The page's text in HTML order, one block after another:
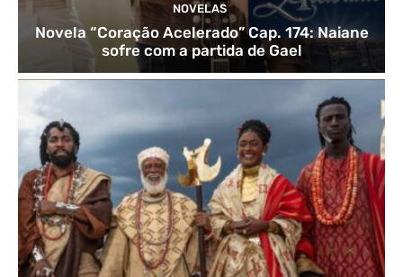
NOVELAS
Novela “Coração Acelerado” Cap. 174: Naiane
sofre com a partida de Gael